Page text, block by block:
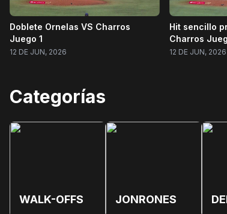
Doblete Ornelas VS Charros
Juego 1
12 DE JUN, 2026
Hit sencillo
Charros
12 DE JUN, 2026
Categorías
WALK-OFFS JONRONES